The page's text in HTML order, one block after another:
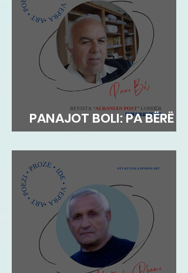
PANAJOT BOLI: PA BËRË
MEKAT...